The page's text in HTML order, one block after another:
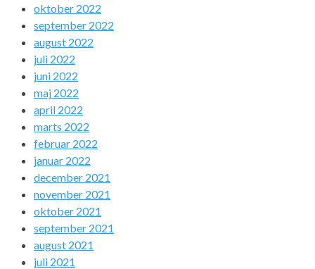
oktober 2022
september 2022
august 2022
juli 2022
juni 2022
maj 2022
april 2022
marts 2022
februar 2022
januar 2022
december 2021
november 2021
oktober 2021
september 2021
august 2021
juli 2021